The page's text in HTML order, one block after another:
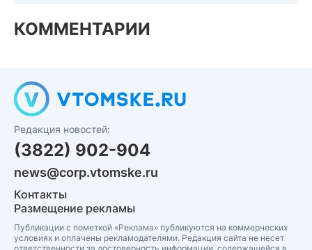
КОММЕНТАРИИ
Редакция новостей:
(3822) 902-904
news@corp.vtomske.ru
Контакты
Размещение рекламы
Публикации с пометкой «Реклама» публикуются на коммерческих
условиях и оплачены рекламодателями. Редакция сайта не несет